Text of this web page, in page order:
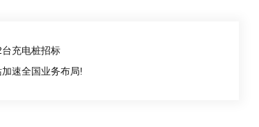
充电桩招标
速全国业务布局!